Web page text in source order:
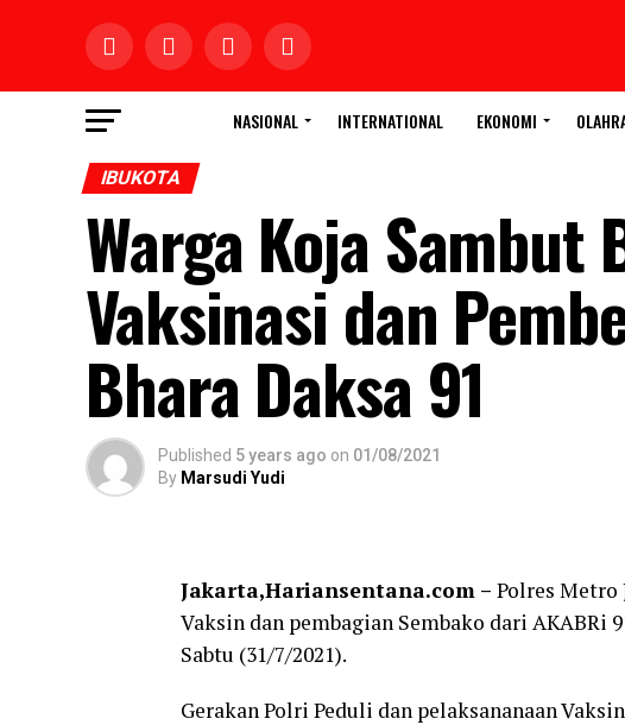
NASIONAL INTERNATIONAL EKONOMI
IBUKOTA
Warga Koja Sambut
Vaksinasi dan
Bhara Daksa 91
Published 5 years ago on 01/08/2021
By Marsudi Yudi
Jakarta,Hariansentana.com – Polres Metro
Vaksin dan pembagian Sembako dari AKABRi
Sabtu (31/7/2021).
Gerakan Polri Peduli dan pelaksananaan